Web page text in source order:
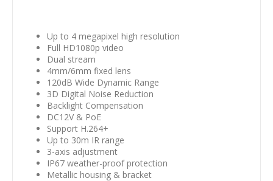
Up to 4 megapixel high resolution
Full HD1080p video
Dual stream
4mm/6mm fixed lens
120dB Wide Dynamic Range
3D Digital Noise Reduction
Backlight Compensation
DC12V & PoE
Support H.264+
Up to 30m IR range
3-axis adjustment
IP67 weather-proof protection
Metallic housing & bracket